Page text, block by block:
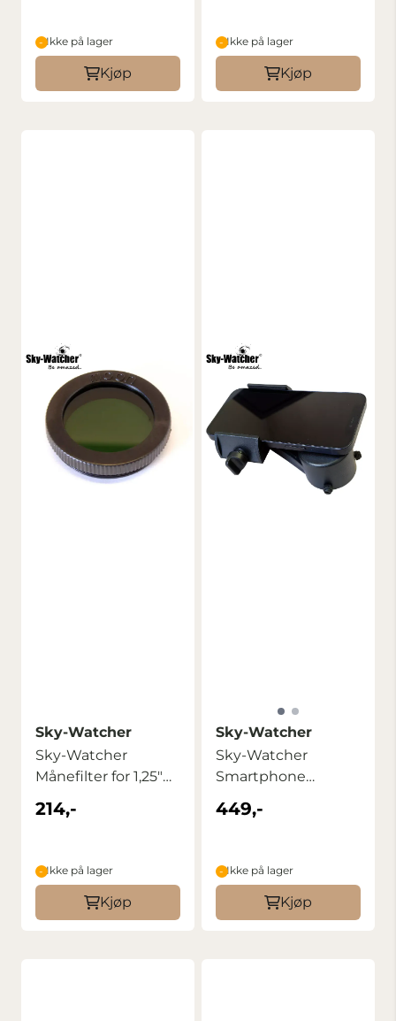
Ikke på lager
Kjøp
Ikke på lager
Kjøp
Sky-Watcher
Sky-Watcher
Månefilter for 1,25″
Okular
214,-
Ikke på lager
Kjøp
Sky-Watcher
Sky-Watcher
Smartphone
Fotoadapter for
teleskop
449,-
Ikke på lager
Kjøp